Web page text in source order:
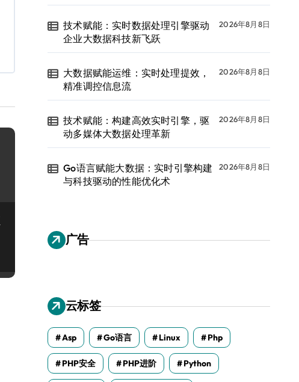
技术赋能：实时数据处理引擎驱动
企业大数据科技新飞跃
2026年8月8日
大数据赋能运维：实时处理提效，
精准调控信息流
2026年8月8日
技术赋能：构建高效实时引擎，驱
动多媒体大数据处理革新
2026年8月8日
Go语言赋能大数据：实时引擎构建
与科技驱动的性能优化术
2026年8月8日
广告
云标签
Asp Go语言 Linux Php
PHP安全 PHP进阶 Python